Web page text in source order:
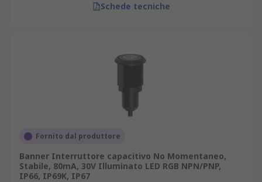
Schede tecniche
Fornito dal produttore
Banner Interruttore capacitivo No Momentaneo,
Stabile, 80mA, 30V Illuminato LED RGB NPN/PNP,
IP66, IP69K, IP67